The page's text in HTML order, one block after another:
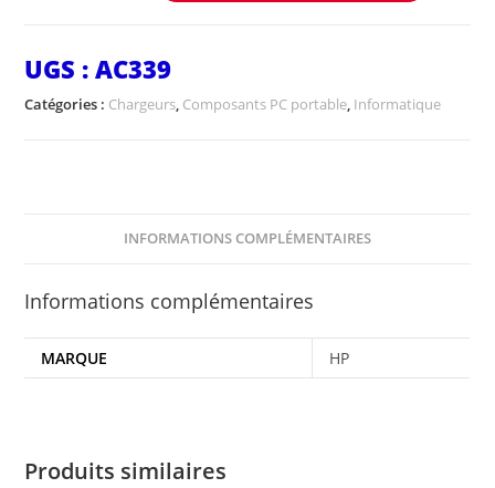
UGS :AC339
Catégories : Chargeurs, Composants PC portable, Informatique
INFORMATIONS COMPLÉMENTAIRES
Informations complémentaires
MARQUE HP
Produits similaires